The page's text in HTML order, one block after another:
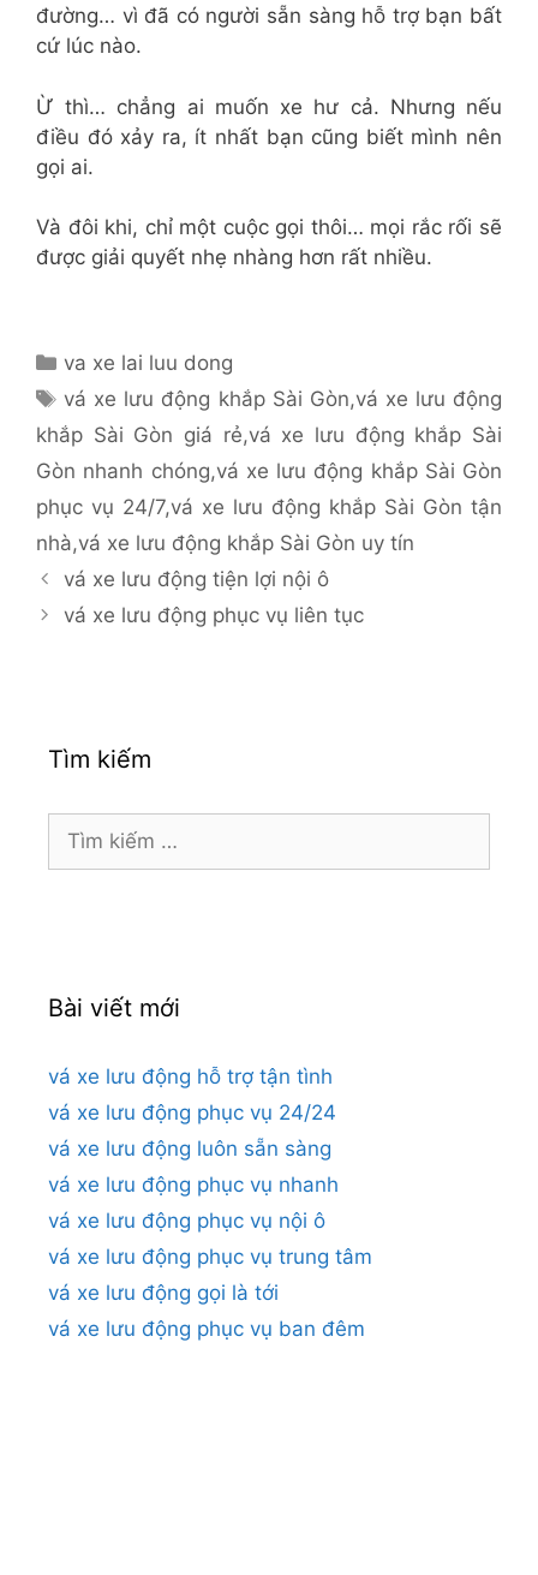
đường… vì đã có người sẵn sàng hỗ trợ bạn bất
cứ lúc nào.
Ừ thì… chẳng ai muốn xe hư cả. Nhưng nếu
điều đó xảy ra, ít nhất bạn cũng biết mình nên
gọi ai.
Và đôi khi, chỉ một cuộc gọi thôi… mọi rắc rối sẽ
được giải quyết nhẹ nhàng hơn rất nhiều.
Danh
mục
va xe lai luu dong
Thẻ
vá xe lưu động khắp Sài Gòn,vá xe lưu động
khắp Sài Gòn giá rẻ,vá xe lưu động khắp Sài
Gòn nhanh chóng,vá xe lưu động khắp Sài Gòn
phục vụ 24/7,vá xe lưu động khắp Sài Gòn tận
nhà,vá xe lưu động khắp Sài Gòn uy tín
vá xe lưu động tiện lợi nội ô
vá xe lưu động phục vụ liên tục
Tìm kiếm
Tìm
kiếm
Bài viết mới
vá xe lưu động hỗ trợ tận tình
vá xe lưu động phục vụ 24/24
vá xe lưu động luôn sẵn sàng
vá xe lưu động phục vụ nhanh
vá xe lưu động phục vụ nội ô
vá xe lưu động phục vụ trung tâm
vá xe lưu động gọi là tới
vá xe lưu động phục vụ ban đêm